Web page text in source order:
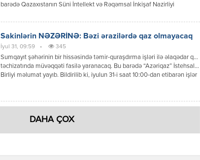
barədə Qazaxıstanın Süni İntellekt və Rəqəmsal İnkişaf Nazirliyi
həmçinin ümumi çəkisi 600 ton olan üç iri kabel səbəti xüsusi logistika
Sakinlərin NƏZƏRİNƏ: Bəzi ərazilərdə qaz olmayacaq
İyul 31, 09:59 • 345
Sumqayıt şəhərinin bir hissəsində təmir-quraşdırma işləri ilə əlaqədar qaz
təchizatında müvəqqəti fasilə yaranacaq. Bu barədə “Azəriqaz” İstehsalat
Birliyi məlumat yayıb. Bildirilib ki, iyulun 31-i saat 10:00-dan etibarən işlər
DAHA ÇOX